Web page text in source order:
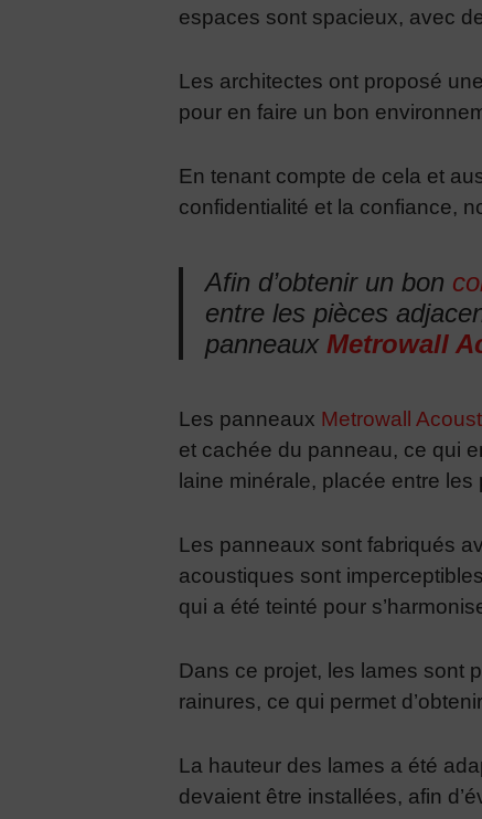
espaces sont spacieux, avec
Les architectes ont proposé
pour en faire un bon
En tenant compte de cela et
confidentialité et la confiance,
Afin d’obtenir un bon
entre les pièces
panneaux Metrowall
Les panneaux Metrowall
et cachée du panneau, ce qui
laine minérale, placée entre
Les panneaux sont fabriqués
acoustiques sont
qui a été teinté pour
Dans ce projet, les lames sont
rainures, ce qui permet
La hauteur des lames a été
devaient être installées, afin